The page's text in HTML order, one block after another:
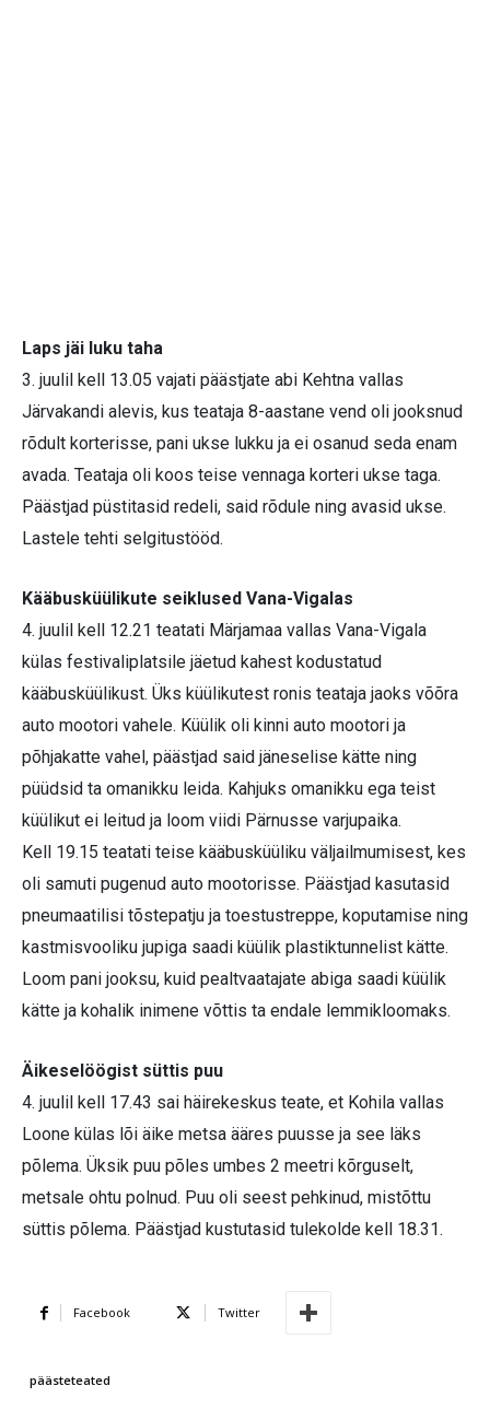
Laps jäi luku taha
3. juulil kell 13.05 vajati päästjate abi Kehtna vallas
Järvakandi alevis, kus teataja 8-aastane vend oli jooksnud
rõdult korterisse, pani ukse lukku ja ei osanud seda enam
avada. Teataja oli koos teise vennaga korteri ukse taga.
Päästjad püstitasid redeli, said rõdule ning avasid ukse.
Lastele tehti selgitustööd.
Kääbusküülikute seiklused Vana-Vigalas
4. juulil kell 12.21 teatati Märjamaa vallas Vana-Vigala
külas festivaliplatsile jäetud kahest kodustatud
kääbusküülikust. Üks küülikutest ronis teataja jaoks võõra
auto mootori vahele. Küülik oli kinni auto mootori ja
põhjakatte vahel, päästjad said jäneselise kätte ning
püüdsid ta omanikku leida. Kahjuks omanikku ega teist
küülikut ei leitud ja loom viidi Pärnusse varjupaika.
Kell 19.15 teatati teise kääbusküüliku väljailmumisest, kes
oli samuti pugenud auto mootorisse. Päästjad kasutasid
pneumaatilisi tõstepatju ja toestustreppe, koputamise ning
kastmisvooliku jupiga saadi küülik plastiktunnelist kätte.
Loom pani jooksu, kuid pealtvaatajate abiga saadi küülik
kätte ja kohalik inimene võttis ta endale lemmikloomaks.
Äikeselöögist süttis puu
4. juulil kell 17.43 sai häirekeskus teate, et Kohila vallas
Loone külas lõi äike metsa ääres puusse ja see läks
põlema. Üksik puu põles umbes 2 meetri kõrguselt,
metsale ohtu polnud. Puu oli seest pehkinud, mistõttu
süttis põlema. Päästjad kustutasid tulekolde kell 18.31.
Facebook Twitter
päästeteated